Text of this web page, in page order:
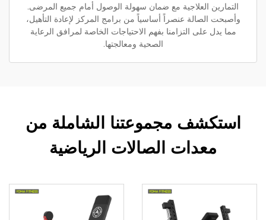
التمارين العلاجية مع ضمان سهولة الوصول أمام جميع المرضى.
وأصبحت الصالة عنصراً أساسياً من برامج المركز لإعادة التأهيل،
مما يدل على التزامنا بفهم الاحتياجات الخاصة لمرافق الرعاية
الصحية ومعالجتها.
استكشف مجموعتنا الشاملة من
معدات الصالات الرياضية